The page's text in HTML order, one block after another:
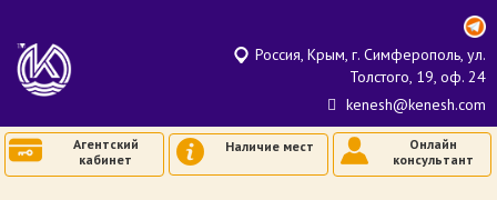
Россия, Крым, г. Симферополь, ул.
Толстого, 19, оф. 24
kenesh@kenesh.com
Агентский
кабинет
Наличие мест
Онлайн
консультант